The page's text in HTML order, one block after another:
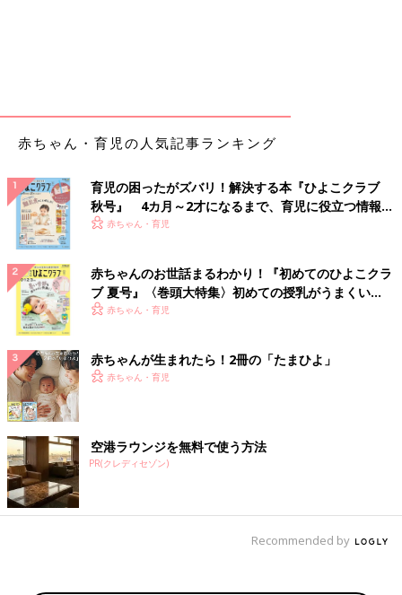
iStock.com/globalmoments
では、具体的にどんなスタイルが好ましいか見ていきましょう。
まずは色についてですが、紺やグレー、ベージュ等のオーソドッ
クスな色を選べば間違いないでしょう。その他でも、蛍光色や色
味の強いものでなければ、薄いブルーやピンクでも大丈夫です。
黒はフォーマルな色ではありますが、喪の色でもあり暗いイメー
ジになってしまうので、全身黒コーディネートは避けましょう。
スカートやパンツなど、一部に黒のアイテムを取り入れるのは問
題ありません。形でいえば「パンツスタイルでも良いですか？」
園の送り迎えに自転車を使う人も多いですから、パンツスタイル
赤ちゃん・育児の人気記事ランキング
育児の困ったがズバリ！解決する本『ひよこクラブ
秋号』 4カ月～2才になるまで、育児に役立つ情報が
いっぱい！
赤ちゃん・育児
赤ちゃんのお世話まるわかり！『初めてのひよこクラ
ブ 夏号』〈巻頭大特集〉初めての授乳がうまくい
く！ おっぱい・ミルクの基本と夏のトラブル 解決テ
赤ちゃん・育児
赤ちゃんが生まれたら！2冊の「たまひよ」
赤ちゃん・育児
空港ラウンジを無料で使う方法
PR(クレディセゾン)
Recommended by